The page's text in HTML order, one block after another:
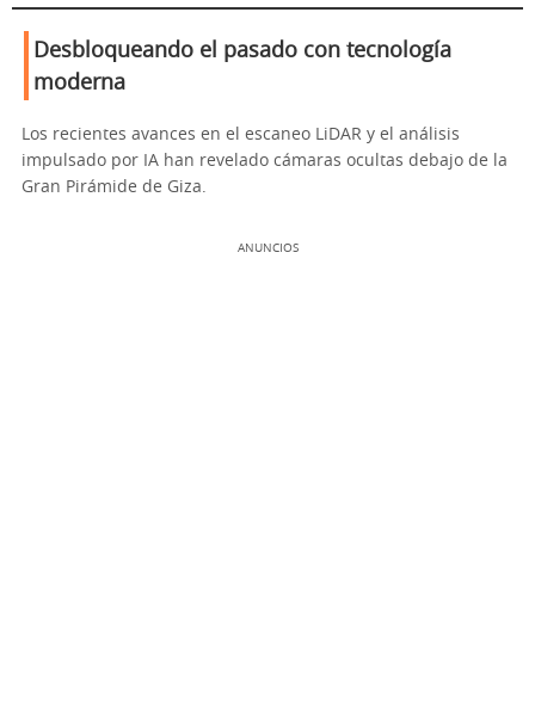
Desbloqueando el pasado con tecnología
moderna
Los recientes avances en el escaneo LiDAR y el análisis
impulsado por IA han revelado cámaras ocultas debajo de la
Gran Pirámide de Giza.
ANUNCIOS